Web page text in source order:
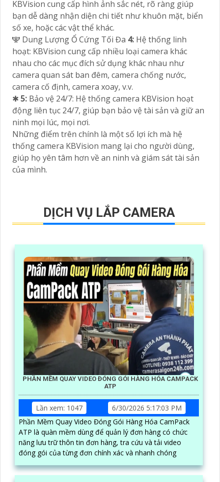
KBVision cung cấp hình ảnh sắc nét, rõ ràng giúp
bạn dễ dàng nhận diện chi tiết như khuôn mặt, biển
số xe, hoặc các vật thể khác.
🕎 Dung Lượng Ổ Cứng Tối Đa 4: Hệ thống linh
hoạt: KBVision cung cấp nhiều loại camera khác
nhau cho các mục đích sử dụng khác nhau như
camera quan sát ban đêm, camera chống nước,
camera cố định, camera xoay, v.v.
✱ 5: Bảo vệ 24/7: Hệ thống camera KBVision hoạt
động liên tục 24/7, giúp bạn bảo vệ tài sản và giữ an
ninh mọi lúc, mọi nơi.
Những điểm trên chính là một số lợi ích mà hệ
thống camera KBVision mang lại cho người dùng,
giúp họ yên tâm hơn về an ninh và giám sát tài sản
của mình.
DỊCH VỤ LẮP CAMERA
PHẦN MỀM QUAY VIDEO ĐÓNG GÓI HÀNG HÓA CAMPACK
ATP
Lần xem: 1047
6/30/2026 5:17:03 PM
Phần Mềm Quay Video Đóng Gói Hàng Hóa CamPack
ATP là quàn mềm dùng để quản lý đơn hàng có chức
năng lưu trữ thôn tin đơn hàng, tra cứu và tải video
đóng gói của từng đơn chính xác và nhanh chóng